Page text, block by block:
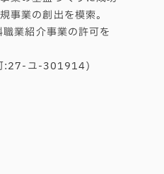
事業の創出を模索。
業紹介事業の許可を
:27-ユ-301914)